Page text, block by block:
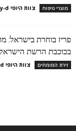
מוצרי טיפוח צוות היופי beauty-d
בכוכבת הרשת
זירת המומחים צוות היופי beauty-d